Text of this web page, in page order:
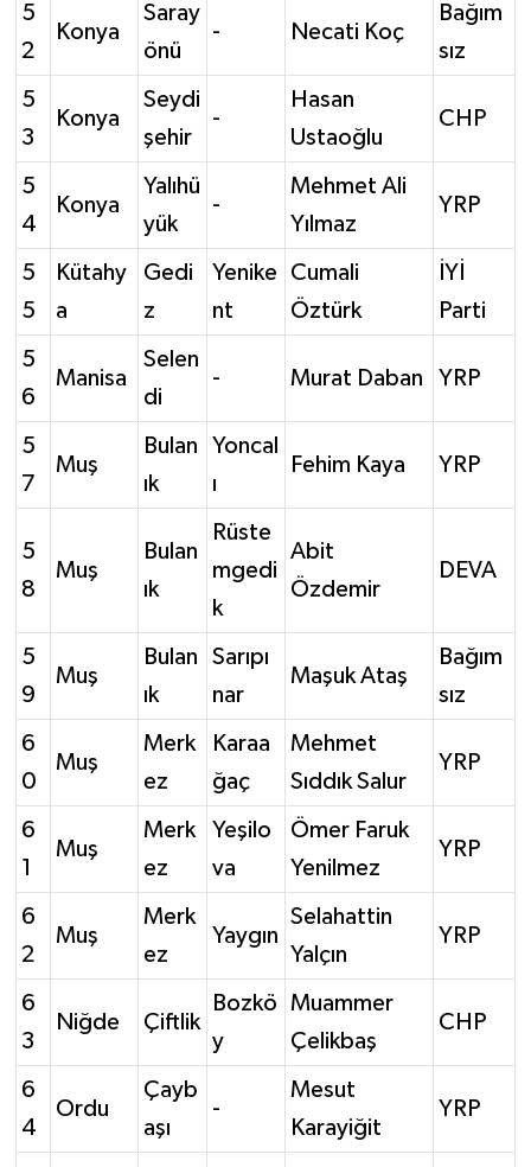
5
2
Konya
Saray
önü
- Necati Koç
Bağım
sız
5
3
Konya
Seydi
şehir
-
Hasan
Ustaoğlu
CHP
5
4
Konya
Yalıhü
yük
-
Mehmet Ali
Yılmaz
YRP
5
5
Kütahy
a
Gedi
z
Yenike
nt
Cumali
Öztürk
İYİ
Parti
5
6
Manisa
Selen
di
- Murat Daban YRP
5
7
Muş
Bulan
ık
Yoncal
ı
Fehim Kaya YRP
5
8
Muş
Bulan
ık
Rüste
mgedi
k
Abit
Özdemir
DEVA
5
9
Muş
Bulan
ık
Sarıpı
nar
Maşuk Ataş
Bağım
sız
6
0
Muş
Merk
ez
Karaa
ğaç
Mehmet
Sıddık Salur
YRP
6
1
Muş
Merk
ez
Yeşilo
va
Ömer Faruk
Yenilmez
YRP
6
2
Muş
Merk
ez
Yaygın
Selahattin
Yalçın
YRP
6
3
Niğde Çiftlik
Bozkö
y
Muammer
Çelikbaş
CHP
6
4
Ordu
Çayb
aşı
-
Mesut
Karayiğit
YRP